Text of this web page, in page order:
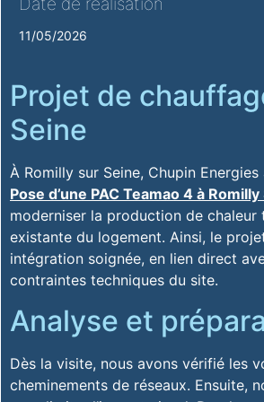
Date de réalisation
11/05/2026
Projet de
Seine
À Romilly sur Seine, Chupin
Pose d’une PAC Teamao 4 à
moderniser la production de chaleur
existante du logement. Ainsi, le
intégration soignée, en lien direct
contraintes techniques du site.
Analyse et
Dès la visite, nous avons vérifié les
cheminements de réseaux. Ensuite,